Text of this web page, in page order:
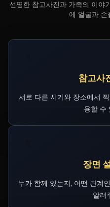
선명한 참고사진과 가족의 이야
에 얼굴과 손
참고사
서로 다른 시기와 장소에서
용할 수
장면
누가 함께 있는지, 어떤 관계
알려